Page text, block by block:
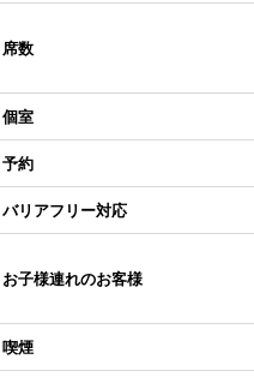
席数
個室
予約
バリアフリー対応
お子様連れのお客様
喫煙